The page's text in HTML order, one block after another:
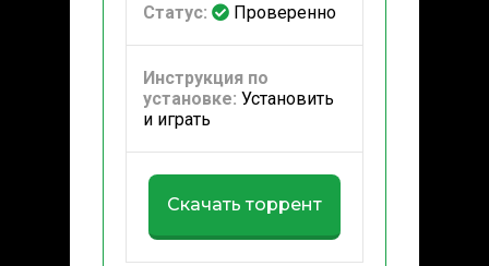
Статус: Проверенно
Инструкция по
установке: Установить
и играть
Скачать торрент